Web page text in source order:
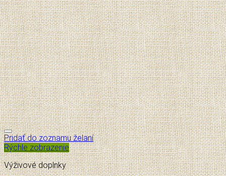
Pridať do zoznamu želaní
Rýchle zobrazenie
Výživové doplnky